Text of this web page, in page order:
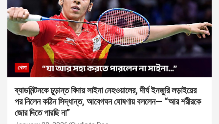
খেলা
ব্যাডমিন্টনকে চূড়ান্ত বিদায় সাইনা নেহওয়ালের, দীর্ঘ ইনজুরি লড়াইয়ের
পর নিলেন কঠিন সিদ্ধান্ত, আবেগঘন ঘোষণায় বললেন— “আর শরীরকে
জোর দিতে পারছি না”